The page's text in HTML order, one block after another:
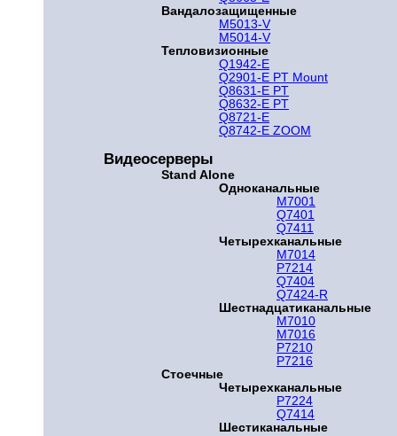
Вандалозащищенные
M5013-V
M5014-V
Тепловизионные
Q1942-E
Q2901-E PT Mount
Q8631-E PT
Q8632-E PT
Q8721-E
Q8742-E ZOOM
Видеосерверы
Stand Alone
Одноканальные
M7001
Q7401
Q7411
Четырехканальные
M7014
P7214
Q7404
Q7424-R
Шестнадцатиканальные
M7010
M7016
P7210
P7216
Стоечные
Четырехканальные
P7224
Q7414
Шестиканальные